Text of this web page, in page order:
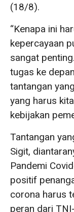
(18/8).
“Kenapa ini
kepercayaan
sangat
tugas ke
tantangan
yang harus
kebijakan
Tantangan
Sigit,
Pandemi
positif
corona harus
peran dari